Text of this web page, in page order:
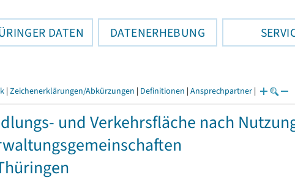
DATEN DATENERHEBUNG
| Zeichenerklärungen/Abkürzungen | Definitionen | Ansprechpartner |
und Verkehrsfläche nach